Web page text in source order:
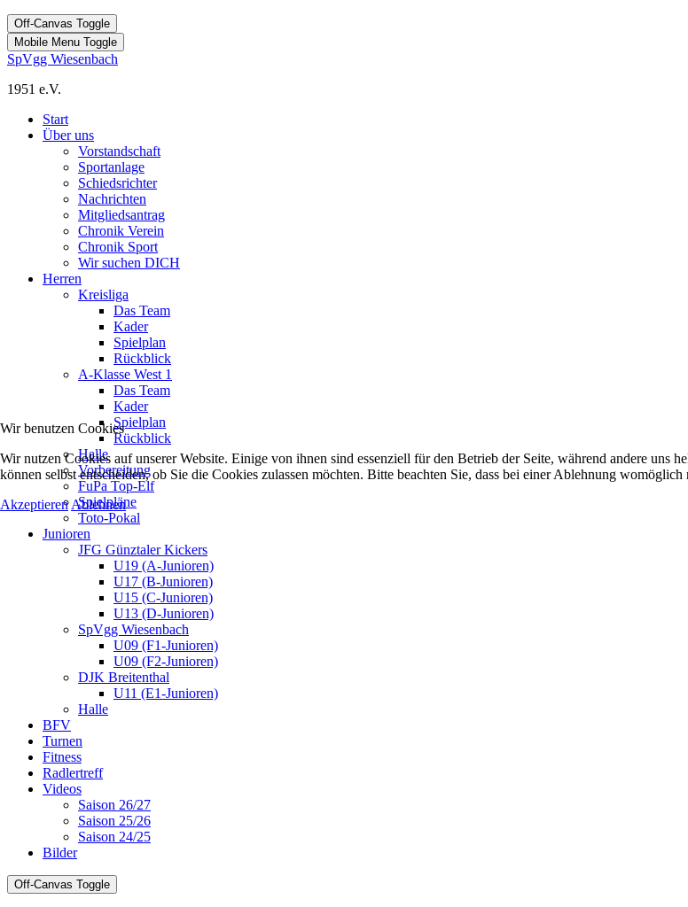
Off-Canvas Toggle
Mobile Menu Toggle
SpVgg Wiesenbach
1951 e.V.
Start
Über uns
Vorstandschaft
Sportanlage
Schiedsrichter
Nachrichten
Mitgliedsantrag
Chronik Verein
Chronik Sport
Wir suchen DICH
Herren
Kreisliga
Das Team
Kader
Spielplan
Rückblick
A-Klasse West 1
Das Team
Kader
Spielplan
Rückblick
Halle
Vorbereitung
FuPa Top-Elf
Spielpläne
Toto-Pokal
Junioren
JFG Günztaler Kickers
U19 (A-Junioren)
U17 (B-Junioren)
U15 (C-Junioren)
U13 (D-Junioren)
SpVgg Wiesenbach
U09 (F1-Junioren)
U09 (F2-Junioren)
DJK Breitenthal
U11 (E1-Junioren)
Halle
BFV
Turnen
Fitness
Radlertreff
Videos
Saison 26/27
Saison 25/26
Saison 24/25
Bilder
Off-Canvas Toggle
Wir benutzen Cookies
Wir nutzen Cookies auf unserer Website. Einige von ihnen sind essenziell für den Betrieb der Seite, während andere uns
können selbst entscheiden, ob Sie die Cookies zulassen möchten. Bitte beachten Sie, dass bei einer Ablehnung
Akzeptieren Ablehnen